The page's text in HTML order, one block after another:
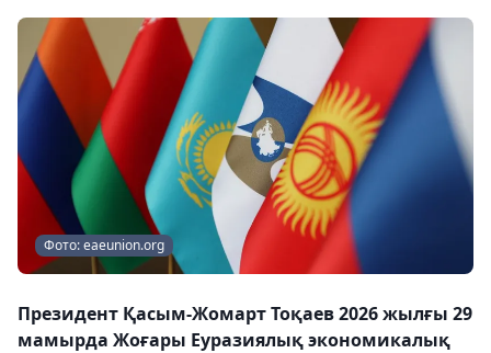
Фото: eaeunion.org
Президент Қасым-Жомарт Тоқаев 2026 жылғы 29
мамырда Жоғары Еуразиялық экономикалық